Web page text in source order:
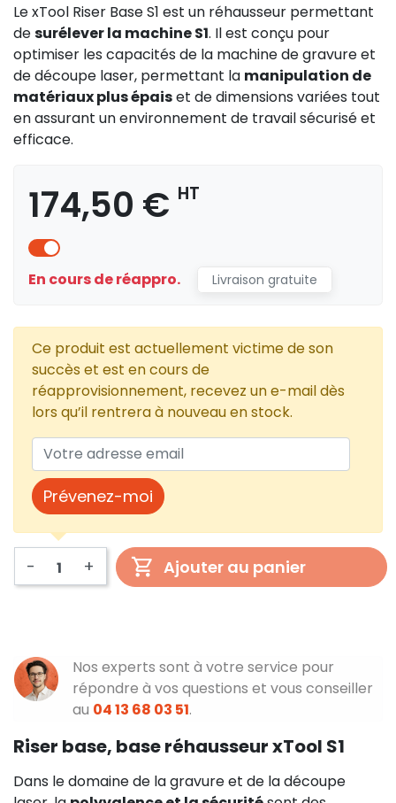
Le xTool Riser Base S1 est un réhausseur permettant
desurélever la machine S1. Il est conçu pour
optimiser les capacités de la machine de gravure et
de découpe laser, permettant la manipulation de
matériaux plus épaiset de dimensions variées tout
en assurant un environnement de travail sécurisé et
efficace.
174,50 € HT
En cours de réappro. Livraison gratuite
Ce produit est actuellement victime de son
succès et est en cours de
réapprovisionnement, recevez un e-mail dès
lors qu’il rentrera à nouveau en stock.
Prévenez-moi
- + Ajouter au panier
Nos experts sont à votre service pour
répondre à vos questions et vous conseiller
au 04 13 68 03 51.
Riser base, base réhausseur xTool S1
Dans le domaine de la gravure et de la découpe